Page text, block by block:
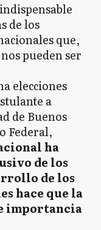
de los
que,
pueden ser
elecciones
a
de Buenos
Federal,
ha
de los
de los
hace que la
importancia